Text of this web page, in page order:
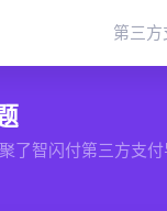
第三方
了智闪付第三方支